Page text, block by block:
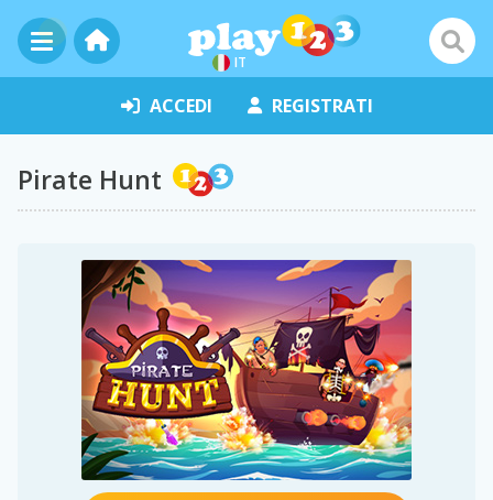
IT
ACCEDI REGISTRATI
Pirate Hunt